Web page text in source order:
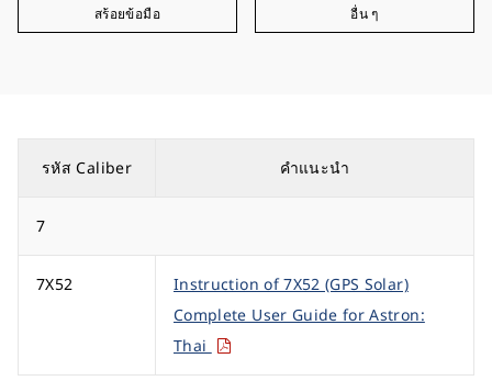
สร้อยข้อมือ อื่น ๆ
รหัส Caliber คำแนะนำ
7
7X52
Instruction of 7X52 (GPS Solar)
Complete User Guide for Astron:
Thai